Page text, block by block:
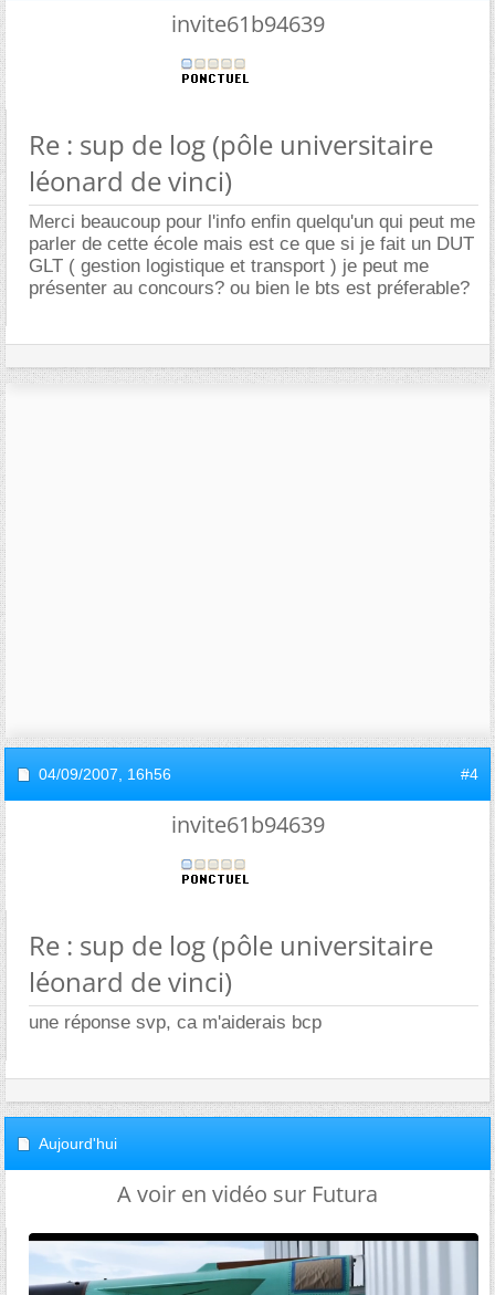
invite61b94639
Re : sup de log (pôle universitaire
léonard de vinci)
Merci beaucoup pour l'info enfin quelqu'un qui peut me
parler de cette école mais est ce que si je fait un DUT
GLT ( gestion logistique et transport ) je peut me
présenter au concours? ou bien le bts est préferable?
04/09/2007, 16h56 #4
invite61b94639
Re : sup de log (pôle universitaire
léonard de vinci)
une réponse svp, ca m'aiderais bcp
Aujourd'hui
A voir en vidéo sur Futura